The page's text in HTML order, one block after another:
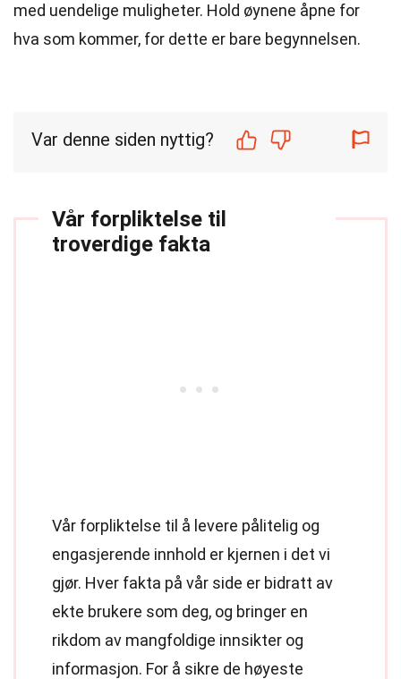
med uendelige muligheter. Hold øynene åpne for
hva som kommer, for dette er bare begynnelsen.
Var denne siden nyttig?
Vår forpliktelse til
troverdige fakta
Vår forpliktelse til å levere pålitelig og
engasjerende innhold er kjernen i det vi
gjør. Hver fakta på vår side er bidratt av
ekte brukere som deg, og bringer en
rikdom av mangfoldige innsikter og
informasjon. For å sikre de høyeste